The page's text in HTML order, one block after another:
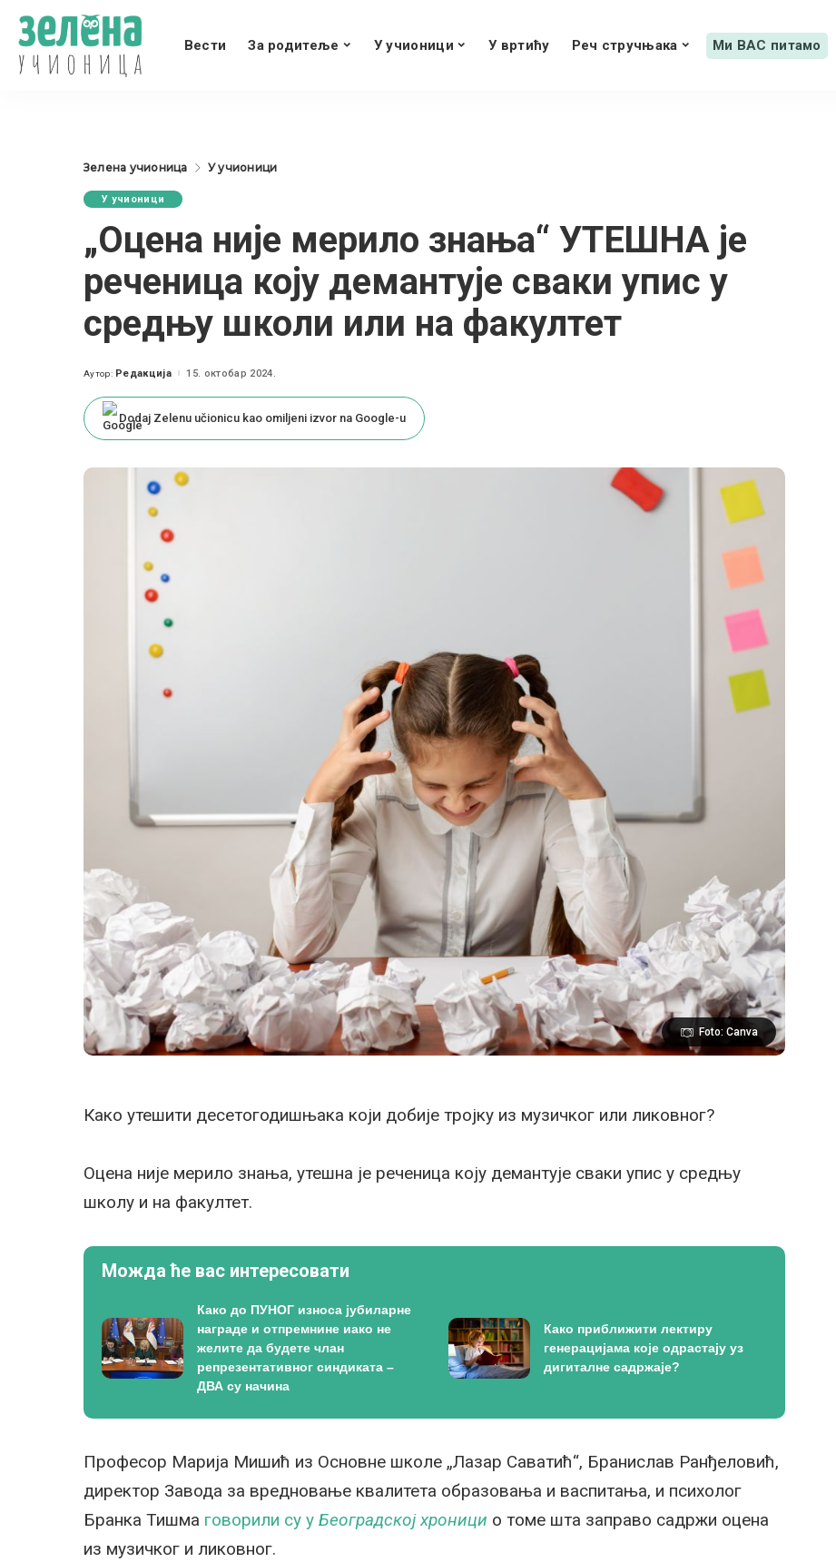
Вести За родитеље У учионици У вртићу Реч стручњака Ми ВАС питамо
Зелена учионица У учионици
У учионици
„Оцена није мерило знања“ УТЕШНА је
реченица коју демантује сваки упис у
средњу школи или на факултет
Posted
Аутор: Редакција 15. октобар 2024.
Dodaj Zelenu učionicu kao omiljeni izvor na Google-u
Foto: Canva
Како утешити десетогодишњака који добије тројку из музичког или ликовног?
Оцена није мерило знања, утешна је реченица коју демантује сваки упис у средњу
школу и на факултет.
Можда ће вас интересовати
Како до ПУНОГ износа јубиларне
награде и отпремнине иако не
желите да будете члан
репрезентативног синдиката –
ДВА су начина
Како приближити лектиру
генерацијама које одрастају уз
дигиталне садржаје?
Професор Марија Мишић из Основне школе „Лазар Саватић“, Бранислав Ранђеловић,
директор Завода за вредновање квалитета образовања и васпитања, и психолог
Бранка Тишма говорили су у Београдској хроници о томе шта заправо садржи оцена
из музичког и ликовног.